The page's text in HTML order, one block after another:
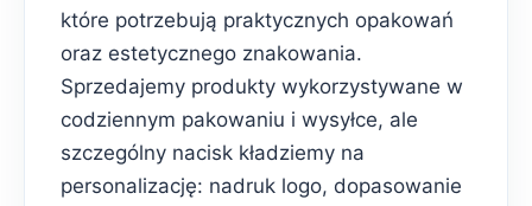
które potrzebują praktycznych opakowań
oraz estetycznego znakowania.
Sprzedajemy produkty wykorzystywane w
codziennym pakowaniu i wysyłce, ale
szczególny nacisk kładziemy na
personalizację: nadruk logo, dopasowanie